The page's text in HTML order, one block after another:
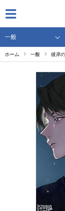
ホーム 一般 彼岸